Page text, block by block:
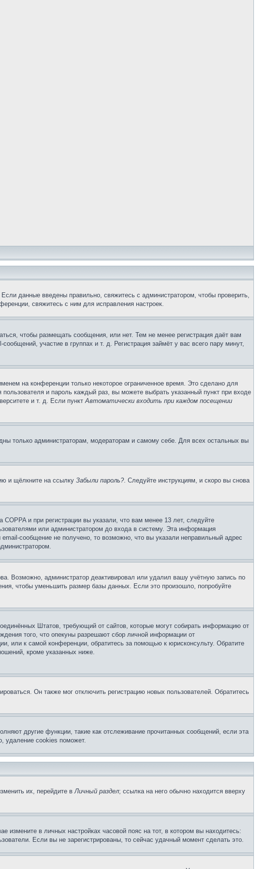
данные введены правильно, свяжитесь с администратором, чтобы проверить,
свяжитесь с ним для исправления настроек.
чтобы размещать сообщения, или нет. Тем не менее регистрация даёт вам
участие в группах и т. д. Регистрация займёт у вас всего пару минут,
на конференции только некоторое ограниченное время. Это сделано для
и пароль каждый раз, вы можете выбрать указанный пункт при входе
и т. д. Если пунктАвтоматически входить при каждом посещении
только администраторам, модераторам и самому себе. Для всех остальных вы
и щёлкните на ссылку Забыли пароль?. Следуйте инструкциям, и скоро вы снова
и при регистрации вы указали, что вам менее 13 лет, следуйте
или администратором до входа в систему. Эта информация
сообщение не получено, то возможно, что вы указали неправильный адрес
Возможно, администратор деактивировал или удалил вашу учётную запись по
чтобы уменьшить размер базы данных. Если это произошло, попробуйте
Штатов, требующий от сайтов, которые могут собирать информацию от
того, что опекуны разрешают сбор личной информации от
или к самой конференции, обратитесь за помощью к юрисконсульту. Обратите
кроме указанных ниже.
Он также мог отключить регистрацию новых пользователей. Обратитесь
другие функции, такие как отслеживание прочитанных сообщений, если эта
удаление cookies поможет.
их, перейдите вЛичный раздел; ссылка на него обычно находится вверху
в личных настройках часовой пояс на тот, в котором вы находитесь:
Если вы не зарегистрированы, то сейчас удачный момент сделать это.